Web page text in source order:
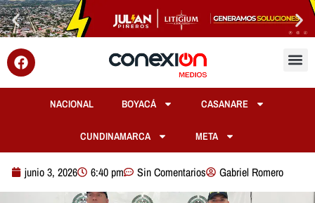
NACIONAL BOYACÁ CASANARE
CUNDINAMARCA META
junio 3, 2026 6:40 pm Sin Comentarios Gabriel Romero